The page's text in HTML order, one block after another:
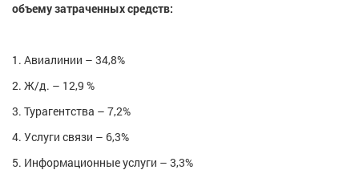
объему затраченных средств:
1. Авиалинии – 34,8%
2. Ж/д. – 12,9 %
3. Турагентства – 7,2%
4. Услуги связи – 6,3%
5. Информационные услуги – 3,3%